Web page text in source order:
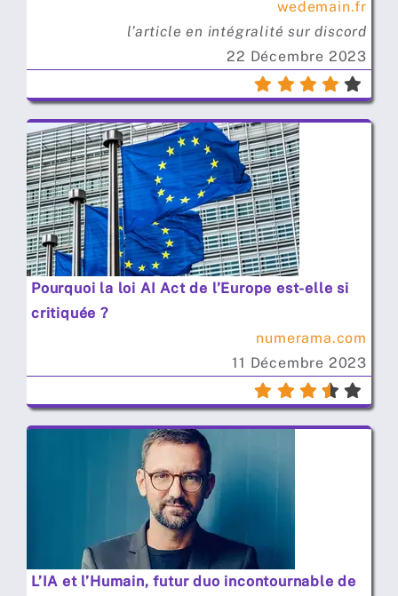
wedemain.fr
l’article en intégralité sur discord
22 Décembre 2023
Pourquoi la loi AI Act de l’Europe est-elle si
critiquée ?
numerama.com
11 Décembre 2023
L’IA et l’Humain, futur duo incontournable de